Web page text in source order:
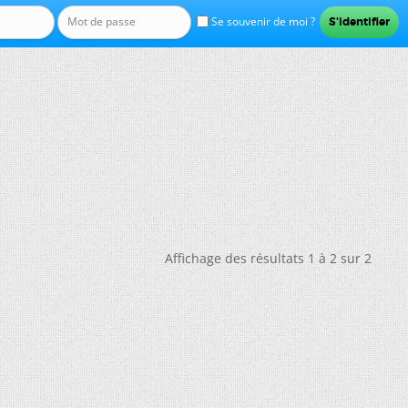
Se souvenir de moi ?
Affichage des résultats 1 à 2 sur 2